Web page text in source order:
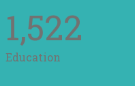
1,522
Education